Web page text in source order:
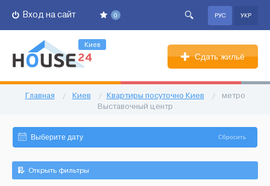
0
Вход на сайт РУС УКР
Киев
Сдать жильё
Главная / Киев / Квартиры посуточно Киев /
метро
Выставочный центр
Сбросить
Открыть фильтры